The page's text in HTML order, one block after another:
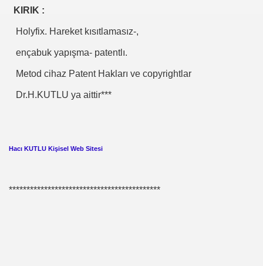
KIRIK :
Holyfix. Hareket kısıtlamasız-,
ençabuk yapışma- patentlı.
Metod cihaz Patent Hakları ve copyrightlar
Dr.H.KUTLU ya aittir***
Hacı KUTLU Kişisel Web Sitesi
*******************************************
TIP TEDAVİLERİ-ANADOLU HALK
1 e Al= 5 e Sat.